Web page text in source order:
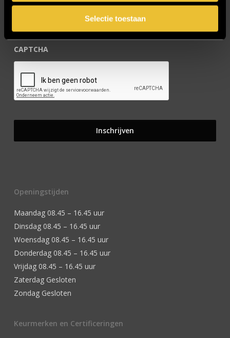
Selectie toestaan
CAPTCHA
Openingstijden
Maandag 08.45 – 16.45 uur
Dinsdag 08.45 – 16.45 uur
Woensdag 08.45 – 16.45 uur
Donderdag 08.45 – 16.45 uur
Vrijdag 08.45 – 16.45 uur
Zaterdag Gesloten
Zondag Gesloten
Keurmerken en Certificeringen